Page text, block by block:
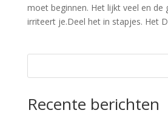
moet beginnen. Het lijkt veel en de
irriteert je.Deel het in stapjes. Het
Recente berichten